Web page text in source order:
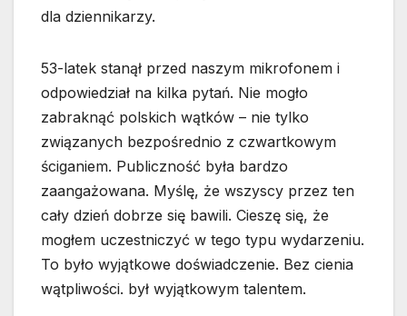
dla dziennikarzy.
53-latek stanął przed naszym mikrofonem i
odpowiedział na kilka pytań. Nie mogło
zabraknąć polskich wątków – nie tylko
związanych bezpośrednio z czwartkowym
ściganiem. Publiczność była bardzo
zaangażowana. Myślę, że wszyscy przez ten
cały dzień dobrze się bawili. Cieszę się, że
mogłem uczestniczyć w tego typu wydarzeniu.
To było wyjątkowe doświadczenie. Bez cienia
wątpliwości. był wyjątkowym talentem.